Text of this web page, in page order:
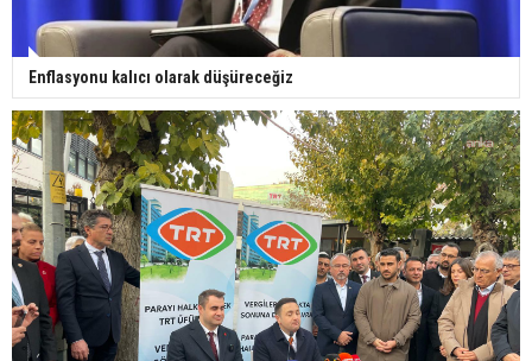
Enflasyonu kalıcı olarak düşüreceğiz